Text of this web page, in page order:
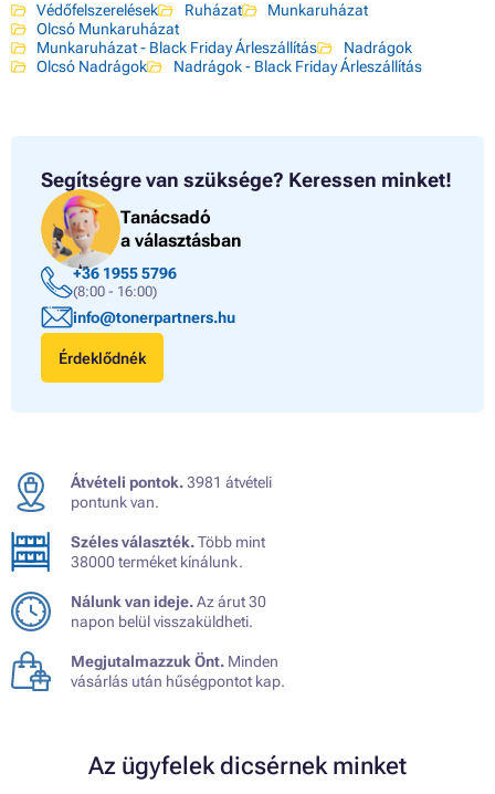
Védőfelszerelések Ruházat
Munkaruházat
Olcsó Munkaruházat
Munkaruházat - Black Friday Árleszállítás
Nadrágok
Olcsó Nadrágok
Nadrágok - Black Friday Árleszállítás
Segítségre van szüksége? Keressen minket!
Tanácsadó
a választásban
+36 1955 5796
(8:00 - 16:00)
info@tonerpartners.hu
Érdeklődnék
Átvételi pontok.3981 átvételi
pontunk van.
Széles választék.Több mint
38000 terméket kínálunk.
Nálunk van ideje.Az árut 30
napon belül visszaküldheti.
Megjutalmazzuk Önt. Minden
vásárlás után hűségpontot kap.
Az ügyfelek dicsérnek minket